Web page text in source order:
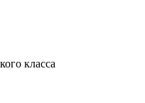
класса